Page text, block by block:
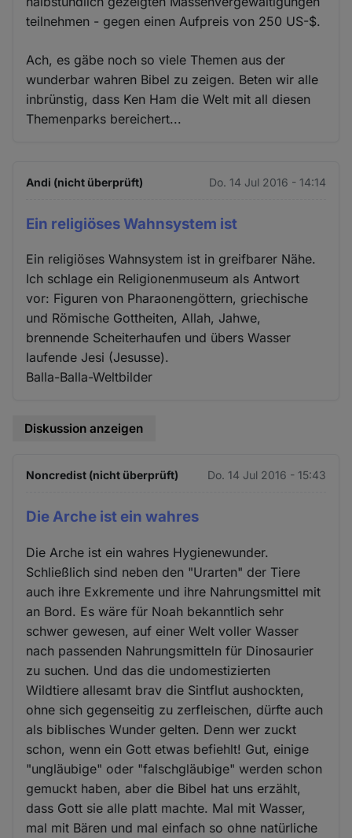
teilnehmen - gegen einen Aufpreis von 250 US-$.
Ach, es gäbe noch so viele Themen aus der
wunderbar wahren Bibel zu zeigen. Beten wir alle
inbrünstig, dass Ken Ham die Welt mit all diesen
Themenparks bereichert...
Andi (nicht überprüft) Do. 14 Jul 2016 - 14:14
Ein religiöses Wahnsystem ist
Ein religiöses Wahnsystem ist in greifbarer Nähe.
Ich schlage ein Religionenmuseum als Antwort
vor: Figuren von Pharaonengöttern, griechische
und Römische Gottheiten, Allah, Jahwe,
brennende Scheiterhaufen und übers Wasser
laufende Jesi (Jesusse).
Balla-Balla-Weltbilder
Diskussion anzeigen
Noncredist (nicht überprüft) Do. 14 Jul 2016 - 15:43
Die Arche ist ein wahres
Die Arche ist ein wahres Hygienewunder.
Schließlich sind neben den "Urarten" der Tiere
auch ihre Exkremente und ihre Nahrungsmittel mit
an Bord. Es wäre für Noah bekanntlich sehr
schwer gewesen, auf einer Welt voller Wasser
nach passenden Nahrungsmitteln für Dinosaurier
zu suchen. Und das die undomestizierten
Wildtiere allesamt brav die Sintflut aushockten,
ohne sich gegenseitig zu zerfleischen, dürfte auch
als biblisches Wunder gelten. Denn wer zuckt
schon, wenn ein Gott etwas befiehlt! Gut, einige
"ungläubige" oder "falschgläubige" werden schon
gemuckt haben, aber die Bibel hat uns erzählt,
dass Gott sie alle platt machte. Mal mit Wasser,
mal mit Bären und mal einfach so ohne natürliche